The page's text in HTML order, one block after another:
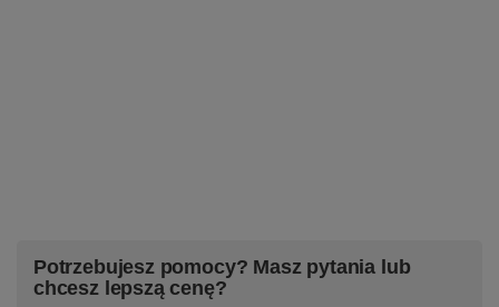
Potrzebujesz pomocy? Masz pytania lub
chcesz lepszą cenę?